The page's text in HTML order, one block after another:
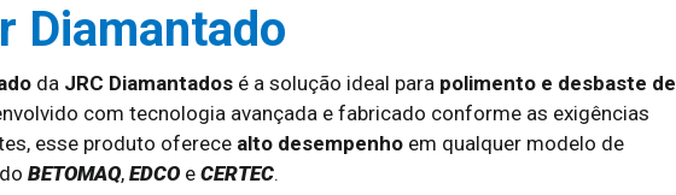
Diamantado
da JRC Diamantados é a solução ideal para polimento e desbaste de
com tecnologia avançada e fabricado conforme as exigências
esse produto oferece alto desempenho em qualquer modelo de
BETOMAQ, EDCO e CERTEC.